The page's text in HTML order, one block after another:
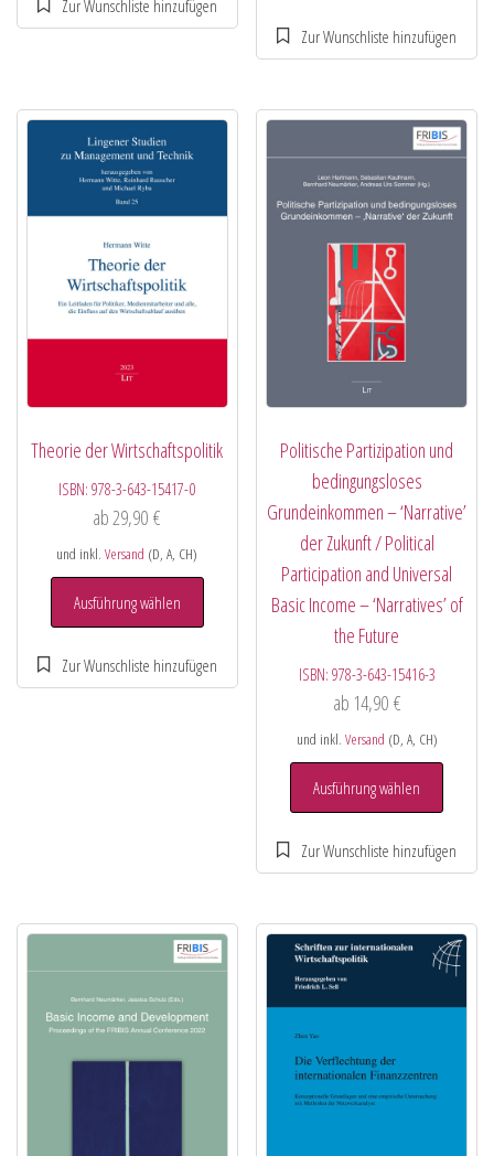
Theorie der Wirtschaftspolitik
ISBN:978-3-643-15417-0
ab 29,90€
und inkl.Versand (D, A, CH)
Ausführung wählen
Politische Partizipation und
bedingungsloses
Grundeinkommen – ‘Narrative’
der Zukunft / Political
Participation and Universal
Basic Income – ‘Narratives’ of
the Future
ISBN: 978-3-643-15416-3
ab 14,90 €
und inkl. Versand (D, A, CH)
Ausführung wählen